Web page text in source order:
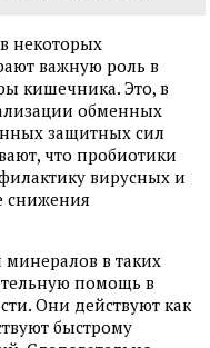
некоторых
важную роль в
кишечника. Это, в
обменных
защитных сил
что пробиотики
вирусных и
снижения
в таких
помощь в
Они действуют как
быстрому